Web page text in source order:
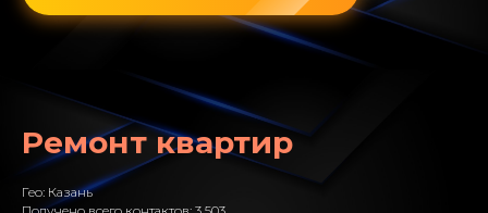
Ремонт квартир
Гео: Казань